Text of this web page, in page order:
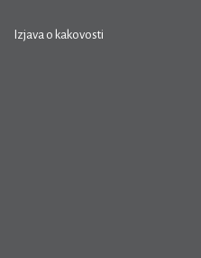
Izjava o kakovosti